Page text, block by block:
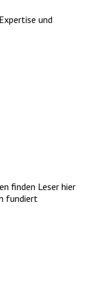
und
finden Leser hier
fundiert